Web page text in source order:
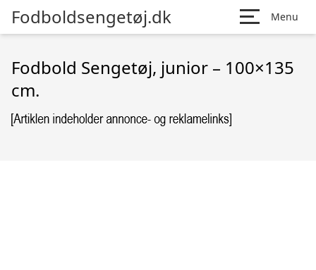
Fodboldsengetøj.dk Menu
Fodbold Sengetøj, junior – 100×135
cm.